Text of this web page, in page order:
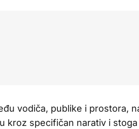
vodiča, publike i prostora,
kroz specifičan narativ i